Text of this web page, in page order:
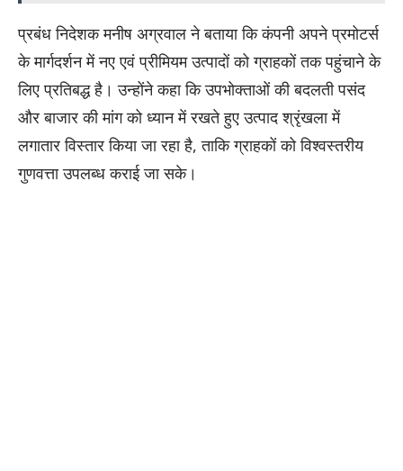
प्रबंध निदेशक मनीष अग्रवाल ने बताया कि कंपनी अपने प्रमोटर्स
के मार्गदर्शन में नए एवं प्रीमियम उत्पादों को ग्राहकों तक पहुंचाने के
लिए प्रतिबद्ध है। उन्होंने कहा कि उपभोक्ताओं की बदलती पसंद
और बाजार की मांग को ध्यान में रखते हुए उत्पाद श्रृंखला में
लगातार विस्तार किया जा रहा है, ताकि ग्राहकों को विश्वस्तरीय
गुणवत्ता उपलब्ध कराई जा सके।